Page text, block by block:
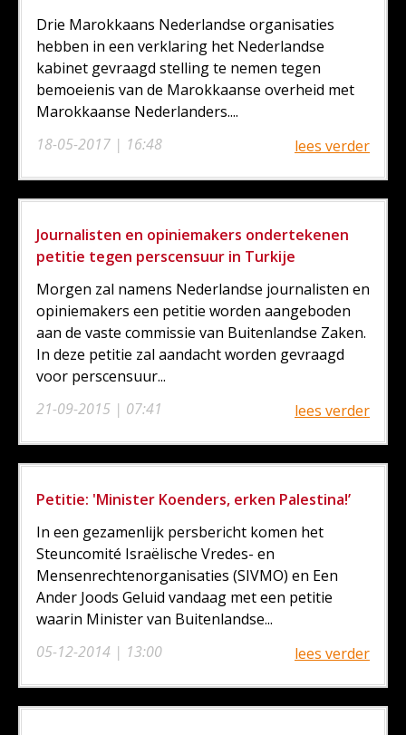
18-05-2017 | 16:48
Drie Marokkaans Nederlandse organisaties
hebben in een verklaring het Nederlandse
kabinet gevraagd stelling te nemen tegen
bemoeienis van de Marokkaanse overheid met
Marokkaanse Nederlanders....
lees verder
Journalisten en opiniemakers ondertekenen
petitie tegen perscensuur in Turkije
21-09-2015 | 07:41
Morgen zal namens Nederlandse journalisten en
opiniemakers een petitie worden aangeboden
aan de vaste commissie van Buitenlandse Zaken.
In deze petitie zal aandacht worden gevraagd
voor perscensuur...
lees verder
Petitie: 'Minister Koenders, erken Palestina!’
05-12-2014 | 13:00
In een gezamenlijk persbericht komen het
Steuncomité Israëlische Vredes- en
Mensenrechtenorganisaties (SIVMO) en Een
Ander Joods Geluid vandaag met een petitie
waarin Minister van Buitenlandse...
lees verder